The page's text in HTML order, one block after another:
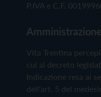
P.IVA e C.F.
Vita Trentina
cui al decreto
Indicazione resa ai
dell'art. 5 del